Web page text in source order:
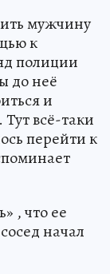
мужчину
к
полиции
до неё
и
всё-таки
перейти к
, что ее
начал